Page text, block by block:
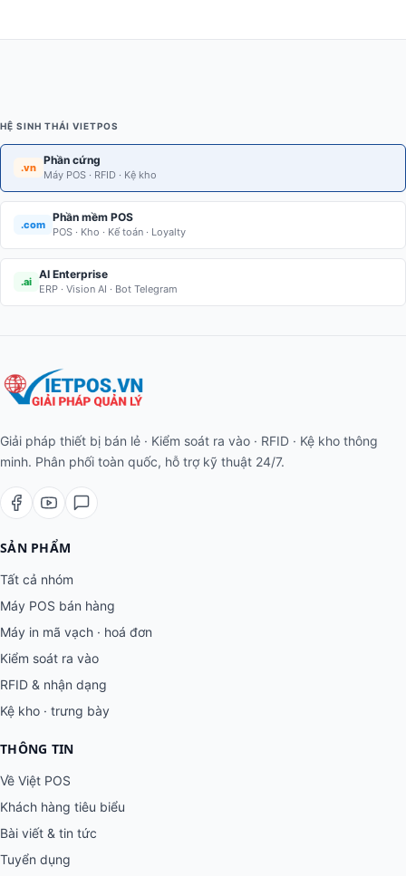
HỆ SINH THÁI VIETPOS
.vn
Phần cứng
Máy POS · RFID · Kệ kho
.com
Phần mềm POS
POS · Kho · Kế toán · Loyalty
.ai
AI Enterprise
ERP · Vision AI · Bot Telegram
Giải pháp thiết bị bán lẻ · Kiểm soát ra vào · RFID · Kệ kho thông
minh. Phân phối toàn quốc, hỗ trợ kỹ thuật 24/7.
SẢN PHẨM
Tất cả nhóm
Máy POS bán hàng
Máy in mã vạch · hoá đơn
Kiểm soát ra vào
RFID & nhận dạng
Kệ kho · trưng bày
THÔNG TIN
Về Việt POS
Khách hàng tiêu biểu
Bài viết & tin tức
Tuyển dụng